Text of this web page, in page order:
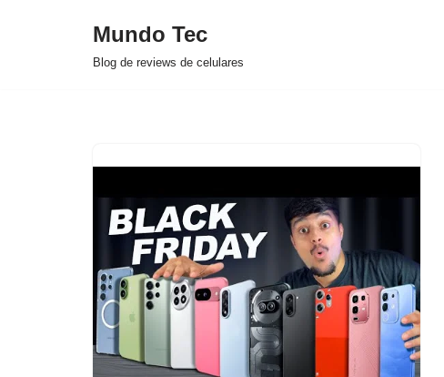
Mundo Tec
Blog de reviews de celulares